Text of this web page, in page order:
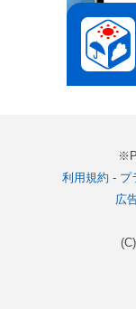
利用規約 - プ
広